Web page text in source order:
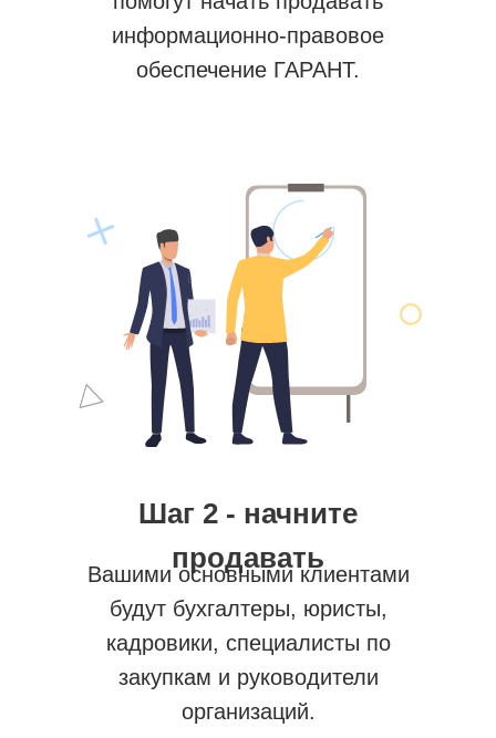
информационно-правовое
обеспечение ГАРАНТ.
Шаг 2 - начните
продавать
Вашими основными клиентами
будут бухгалтеры, юристы,
кадровики, специалисты по
закупкам и руководители
организаций.